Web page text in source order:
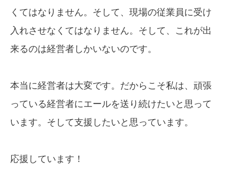
くてはなりません。そして、現場の従業員に受け
入れさせなくてはなりません。そして、これが出
来るのは経営者しかいないのです。
本当に経営者は大変です。だからこそ私は、頑張
っている経営者にエールを送り続けたいと思って
います。そして支援したいと思っています。
応援しています！